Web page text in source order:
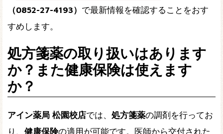
（0852-27-4193） で最新情報を確認することをおす
すめします。
処方箋薬の取り扱いはあります
か？また健康保険は使えます
か？
アイン薬局 松園校店では、 処方箋薬の調剤を行ってお
り、 健康保険の適用が可能です。医師から交付された